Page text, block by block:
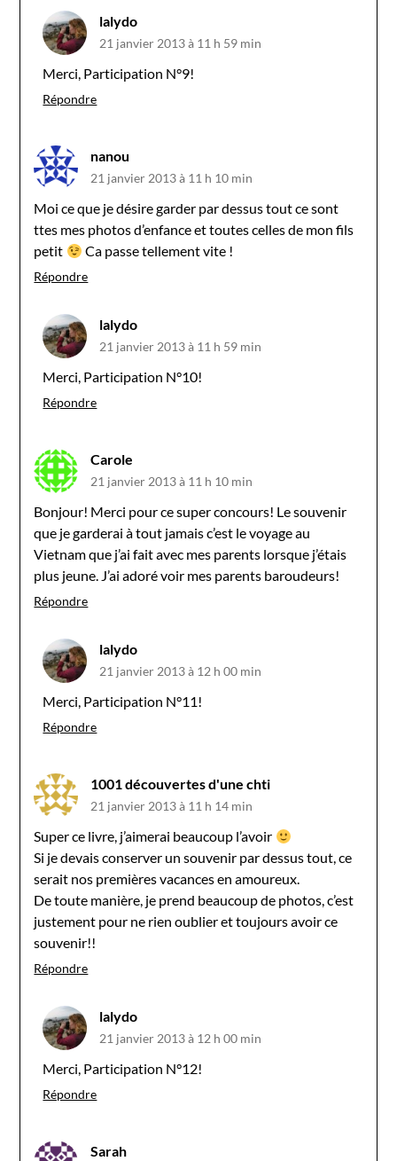
lalydo
21 janvier 2013 à 11 h 59 min
Merci, Participation N°9!
Répondre
nanou
21 janvier 2013 à 11 h 10 min
Moi ce que je désire garder par dessus tout ce sont
ttes mes photos d’enfance et toutes celles de mon fils
petit
Ca passe tellement vite !
Répondre
lalydo
21 janvier 2013 à 11 h 59 min
Merci, Participation N°10!
Répondre
Carole
21 janvier 2013 à 11 h 10 min
Bonjour! Merci pour ce super concours! Le souvenir
que je garderai à tout jamais c’est le voyage au
Vietnam que j’ai fait avec mes parents lorsque j’étais
plus jeune. J’ai adoré voir mes parents baroudeurs!
Répondre
lalydo
21 janvier 2013 à 12 h 00 min
Merci, Participation N°11!
Répondre
1001 découvertes d'une chti
21 janvier 2013 à 11 h 14 min
Super ce livre, j’aimerai beaucoup l’avoir
Si je devais conserver un souvenir par dessus tout, ce
serait nos premières vacances en amoureux.
De toute manière, je prend beaucoup de photos, c’est
justement pour ne rien oublier et toujours avoir ce
souvenir!!
Répondre
lalydo
21 janvier 2013 à 12 h 00 min
Merci, Participation N°12!
Répondre
Sarah